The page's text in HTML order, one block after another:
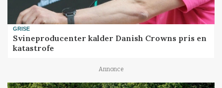
GRISE
Svineproducenter kalder Danish Crowns pris en
katastrofe
Annonce